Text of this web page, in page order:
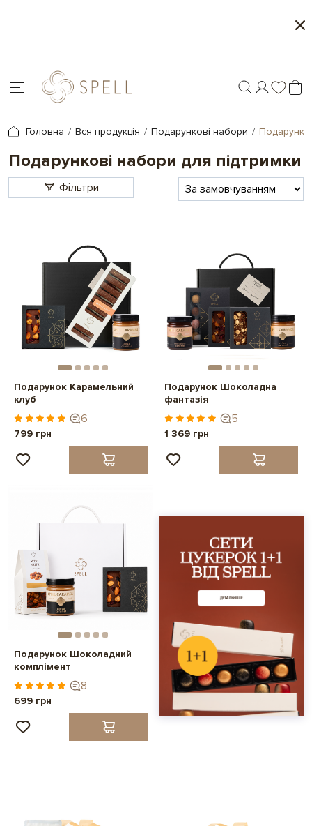
Головна Вся продукція Подарункові набори
Подарункові набори для підтримки
Фільтри
Подарунок Карамельний
клуб
6
799 грн
Подарунок Шоколадна
фантазія
5
1 369 грн
Подарунок Шоколадний
комплімент
8
699 грн